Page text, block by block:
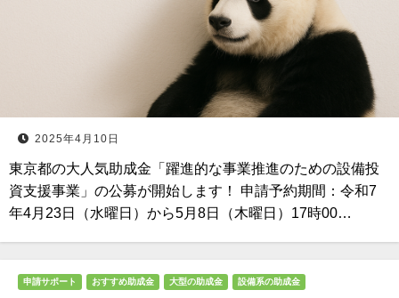
2025年4月10日
東京都の大人気助成金「躍進的な事業推進のための設備投
資支援事業」の公募が開始します！ 申請予約期間：令和7
年4月23日（水曜日）から5月8日（木曜日）17時00…
申請サポート おすすめ助成金 大型の助成金 設備系の助成金